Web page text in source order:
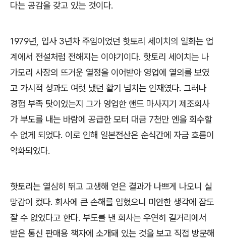
다는 공감을 갖고 있는 것이다.
1979년 입사 3년차 주임이었던 핫토리 세이치의 일화는 업
계에서 전설처럼 전해지는 이야기이다. 핫토리 세이치는 나
가모리 사장의 뜨거운 열정을 이어받아 영업에 열의를 보였
고 가시적 성과도 여럿 냈던 활기 넘치는 인재였다. 그러나
경험 부족 탓이었는지 그가 영업한 핸드 마사지기 제조회사
가 부도를 내는 바람에 공급한 모터 대금 7천만 엔을 회수할
수 없게 되었다. 이로 인해 일본전산은 순식간에 자금 흐름이
악화되었다.
핫토리는 열심히 뛰고 고생해 얻은 결과가 나쁘게 나오니 실
망감이 컸다. 회사에 큰 손해를 입혔으니 미안한 생각에 잠도
잘 수 없었다고 한다. 부도를 낸 회사는 우연히 길거리에서
받은 통신 판매용 책자에 소개돼 있는 것을 보고 직접 방문해